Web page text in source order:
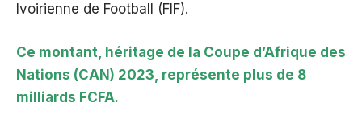
Ivoirienne de Football (FIF).
Ce montant, héritage de la Coupe d’Afrique des
Nations (CAN) 2023, représente plus de 8
milliards FCFA.